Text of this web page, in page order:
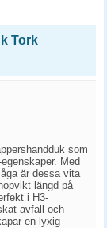
Tork
som
Med
är dessa vita
längd på
i H3-
avfall och
en lyxig